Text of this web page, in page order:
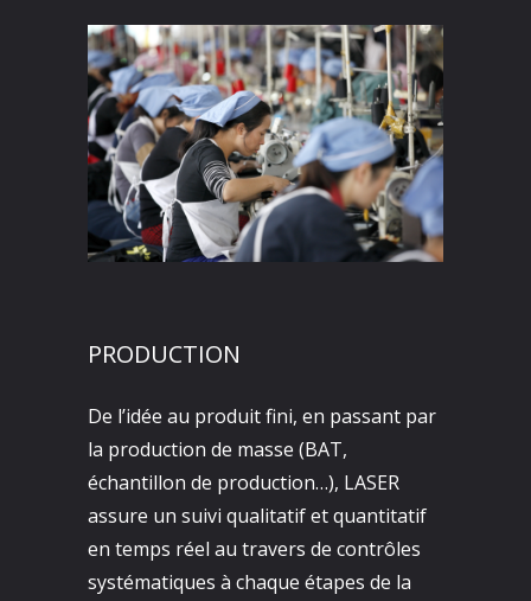
PRODUCTION
De l’idée au produit fini, en passant par
la production de masse (BAT,
échantillon de production…), LASER
assure un suivi qualitatif et quantitatif
en temps réel au travers de contrôles
systématiques à chaque étapes de la